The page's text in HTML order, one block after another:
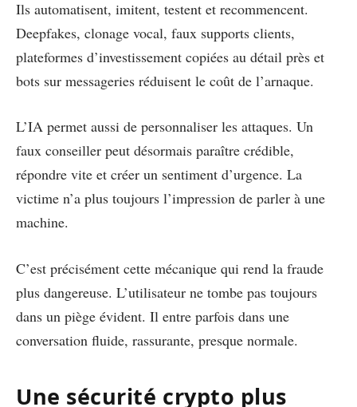
Ils automatisent, imitent, testent et recommencent.
Deepfakes, clonage vocal, faux supports clients,
plateformes d’investissement copiées au détail près et
bots sur messageries réduisent le coût de l’arnaque.
L’IA permet aussi de personnaliser les attaques. Un
faux conseiller peut désormais paraître crédible,
répondre vite et créer un sentiment d’urgence. La
victime n’a plus toujours l’impression de parler à une
machine.
C’est précisément cette mécanique qui rend la fraude
plus dangereuse. L’utilisateur ne tombe pas toujours
dans un piège évident. Il entre parfois dans une
conversation fluide, rassurante, presque normale.
Une sécurité crypto plus